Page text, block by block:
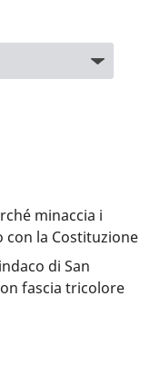
minaccia i
la Costituzione
di San
fascia tricolore